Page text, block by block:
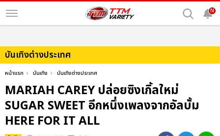
N
บันเทิงต่างประเทศ
หน้าแรก บันเทิง บันเทิงต่างประเทศ
MARIAH CAREY ปล่อยซิงเกิ้ลใหม่
SUGAR SWEET อีกหนึ่งเพลงจากอัลบั้ม
HERE FOR IT ALL